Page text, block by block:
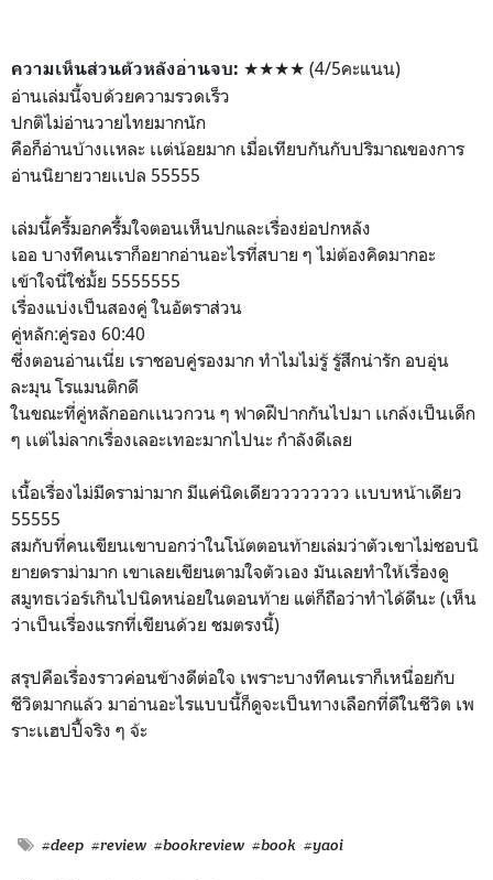
ความเห็นส่วนตัวหลังอ่านจบ: ★★★★ (4/5คะแนน)
อ่านเล่มนี้จบด้วยความรวดเร็ว
ปกติไม่อ่านวายไทยมากนัก
คือก็อ่านบ้างเเหละ เเต่น้อยมาก เมื่อเทียบกันกับปริมาณของการ
อ่านนิยายวายเเปล 55555
เล่มนี้ครึ้มอกครึ้มใจตอนเห็นปกและเรื่องย่อปกหลัง
เออ บางทีคนเราก็อยากอ่านอะไรที่สบาย ๆ ไม่ต้องคิดมากอะ
เข้าใจนี่ใช่มั้ย 5555555
เรื่องแบ่งเป็นสองคู่ ในอัตราส่วน
คู่หลัก:คู่รอง 60:40
ซึ่งตอนอ่านเนี่ย เราชอบคู่รองมาก ทำไมไม่รู้ รู้สึกน่ารัก อบอุ่น
ละมุน โรแมนติกดี
ในขณะที่คู่หลักออกเเนวกวน ๆ ฟาดฝีปากกันไปมา เเกล้งเป็นเด็ก
ๆ เเต่ไม่ลากเรื่องเลอะเทอะมากไปนะ กำลังดีเลย
เนื้อเรื่องไม่มีดราม่ามาก มีแค่นิดเดียวววววววว เเบบหน้าเดียว
55555
สมกับที่คนเขียนเขาบอกว่าในโน้ตตอนท้ายเล่มว่าตัวเขาไม่ชอบนิ
ยายดราม่ามาก เขาเลยเขียนตามใจตัวเอง มันเลยทำให้เรื่องดู
สมูทธเว่อร์เกินไปนิดหน่อยในตอนท้าย แต่ก็ถือว่าทำได้ดีนะ (เห็น
ว่าเป็นเรื่องแรกที่เขียนด้วย ชมตรงนี้)
สรุปคือเรื่องราวค่อนข้างดีต่อใจ เพราะบางทีคนเราก็เหนื่อยกับ
ชีวิตมากแล้ว มาอ่านอะไรแบบนี้ก็ดูจะเป็นทางเลือกที่ดีในชีวิต เพ
ราะเเฮปปี้จริง ๆ จ้ะ
#deep #review #bookreview #book #yaoi